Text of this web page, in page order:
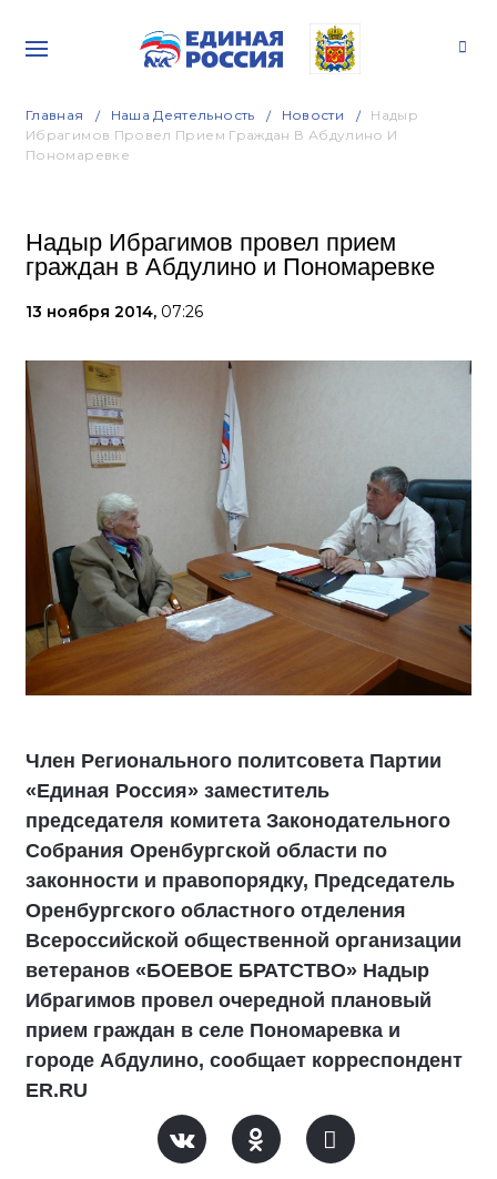
Главная Наша Деятельность Новости
Надыр
Ибрагимов Провел Прием Граждан В Абдулино И
Пономаревке
Надыр Ибрагимов провел прием
граждан в Абдулино и Пономаревке
13 ноября 2014, 07:26
Член Регионального политсовета Партии
«Единая Россия» заместитель
председателя комитета Законодательного
Собрания Оренбургской области по
законности и правопорядку, Председатель
Оренбургского областного отделения
Всероссийской общественной организации
ветеранов «БОЕВОЕ БРАТСТВО» Надыр
Ибрагимов провел очередной плановый
прием граждан в селе Пономаревка и
городе Абдулино, сообщает корреспондент
ER.RU